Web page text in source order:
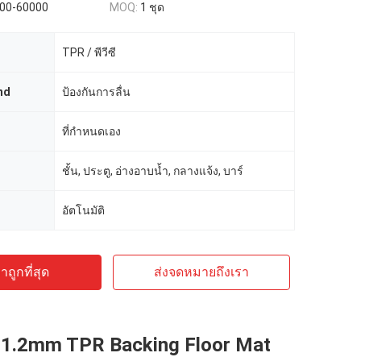
60000 MOQ: 1 ชุด
TPR / พีวีซี
ป้องกันการลื่น
ที่กำหนดเอง
ชั้น, ประตู, อ่างอาบน้ำ, กลางแจ้ง, บาร์
อัตโนมัติ
ถูกที่สุด ส่งจดหมายถึงเรา
TPR Backing Floor Mat